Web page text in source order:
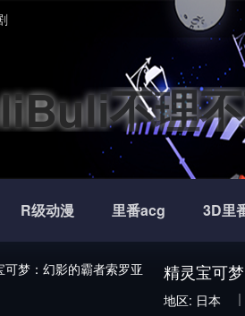
不理
R级动漫 里番acg 3D里
精灵宝可
地区: 日本